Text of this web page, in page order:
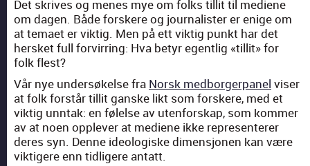
Det skrives og menes mye om folks tillit til medi­ene
om dagen. Både forskere og jour­nal­is­ter er enige om
at temaet er vik­tig. Men på ett vik­tig punkt har det
hers­ket full forvir­ring: Hva betyr egentlig «tillit» for
folk flest?
Vår nye under­søkelse fra Norsk med­borg­er­pan­el vis­er
at folk forstår tillit ganske likt som forskere, med et
vik­tig unntak: en følelse av uten­forskap, som kom­mer
av at noen opplever at medi­ene ikke rep­re­sen­ter­er
deres syn. Denne ide­ol­o­giske dimen­sjo­nen kan være
vik­tigere enn tidligere antatt.